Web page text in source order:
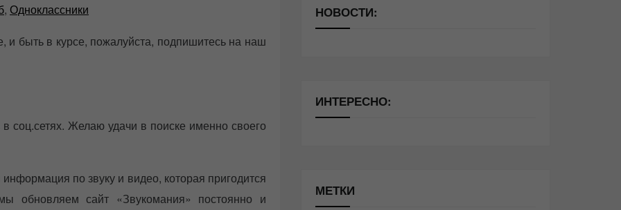
, Одноклассники
и быть в курсе, пожалуйста, подпишитесь на наш
соц.сетях. Желаю удачи в поиске именно своего
по звуку и видео, которая пригодится
обновляем сайт «Звукомания» постоянно и
НОВОСТИ:
ИНТЕРЕСНО:
МЕТКИ